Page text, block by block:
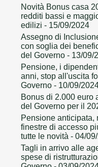
Novità Bonus casa
redditi bassi e
edilizi - 15/09/2024
Assegno di
con soglia dei
del Governo - 13/09/
Pensione, i
anni, stop all'uscita
Governo - 10/09/
Bonus di 2.000 euro
del Governo per il
Pensione anticipata,
finestre di accesso
tutte le novità - 04/
Tagli in arrivo alle
spese di